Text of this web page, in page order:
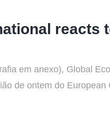
reacts
em anexo), Global
de ontem do